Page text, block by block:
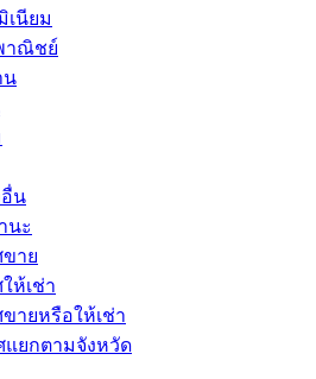
เนียม
าณิชย์
น
อื่น
นะ
าย
ห้เช่า
ายหรือให้เช่า
ยกตามจังหวัด